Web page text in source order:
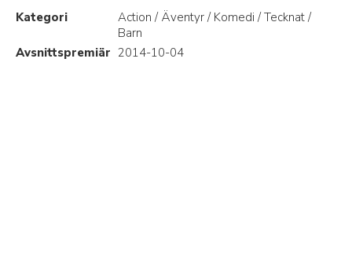
Kategori
Action / Äventyr / Komedi / Tecknat /
Barn
Avsnittspremiär 2014-10-04